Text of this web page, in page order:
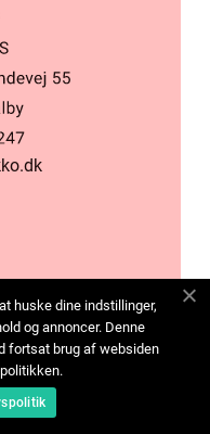
huske dine indstillinger,
og annoncer. Denne
fortsat brug af websiden